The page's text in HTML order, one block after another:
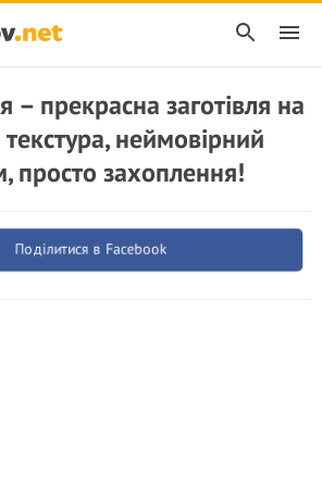
– прекрасна заготівля на
неймовірний
просто захоплення!
Поділитися в Facebook